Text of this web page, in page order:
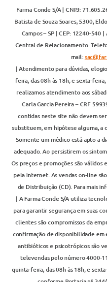
Farma Conde S/A | CNPJ:
Batista de Souza Soares, 5300,
Campos – SP | CEP: 12240-
Central de Relacionamento:
mail:
| Atendimento para dúvidas,
feira, das 08h às 18h, e sexta-
realizamos atendimento aos
Carla Garcia Pereira – CRF
contidas neste site não devem
substituem, em hipótese alguma, a
Somente um médico está apto a
adequado. Ao persistirem os
Os preços e promoções são válidos
pela internet. As vendas on-line
de Distribuição (CD). Para mais
| A Farma Conde S/A utiliza
para garantir segurança em suas
clientes são compromissos da
confirmação de disponibilidade
antibióticos e psicotrópicos são
televendas pelo número 4000-
quinta-feira, das 08h às 18h, e